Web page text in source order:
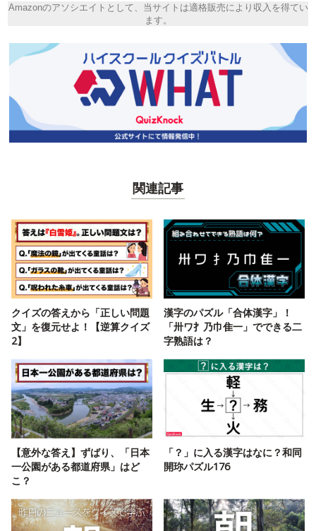
Amazonのアソシエイトとして、当サイトは適格販売により収入を得てい
ます。
関連記事
クイズの答えから「正しい問題
文」を復元せよ！【逆算クイズ
2】
漢字のパズル「合体漢字」！
「卅ワ扌乃巾隹一」でできる二
字熟語は？
【意外な答え】ずばり、「日本
一公園がある都道府県」はど
こ？
「？」に入る漢字はなに？和同
開珎パズル176